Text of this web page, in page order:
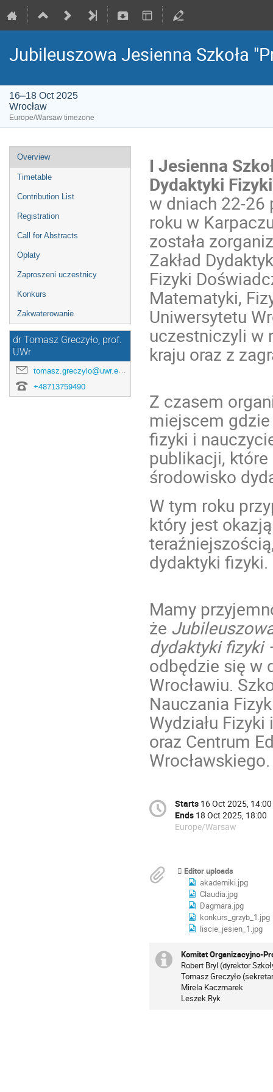
Jubileuszowa Jesienna Szkoła
16–18 Oct 2025
Wrocław
Europe/Warsaw timezone
Overview
Timetable
Contribution List
Registration
Call for Abstracts
Opłaty
Zaproszeni uczestnicy
Konkurs
Zakwaterowanie
dr Tomasz Greczyło, prof.
UWr
tomasz.greczylo@uwr.edu.pl
+48713759490
I Jesienna
Dydaktyki
w dniach 22-26
roku w
została
Zakład
Fizyki
Matematyki,
Uniwersytetu
uczestniczyli w
kraju oraz z
Z czasem
miejscem
fizyki i
publikacji,
środowisko
W tym roku
który jest
dydaktyki fizyki.
Mamy
że
dydaktyki fizyki
odbędzie się w
Wrocławiu.
Nauczania
Wydziału
oraz Centrum
Wrocławskiego.
Starts 16 Oct 2025, 14:00
Ends 18 Oct 2025, 18:00
Europe/Warsaw
Editor uploads
akademiki.jpg
Claudia.jpg
Dagmara.jpg
konkurs_grzyb_1.jpg
liscie_jesien_1.jpg
Komitet Organizacyjno-
Robert Bryl (dyrektor
Tomasz Greczyło
Mirela Kaczmarek
Leszek Ryk